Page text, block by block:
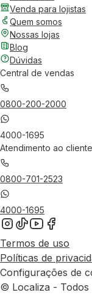
Venda para lojistas
Quem somos
Nossas lojas
Blog
Dúvidas
Central de vendas
0800-200-2000
4000-1695
Atendimento ao cliente
0800-701-2523
4000-1695
Termos de uso
Políticas de
Configurações de
© Localiza - Todos